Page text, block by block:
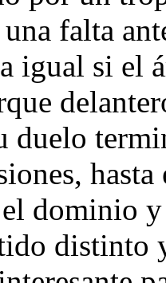
una falta
igual si el
duelo
dominio y
distinto